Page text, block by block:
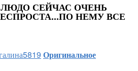
СЕЙЧАС ОЧЕНЬ
НЕМУ ВСЕ
Оригинальное